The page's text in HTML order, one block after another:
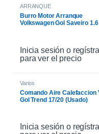
ARRANQUE
Burro Motor Arranque
Volkswagen Gol Saveiro 1.6
Inicia sesión o
para ver el precio
Varios
Comando Aire Calefaccion
Gol Trend 17/20 (Usado)
Inicia sesión o